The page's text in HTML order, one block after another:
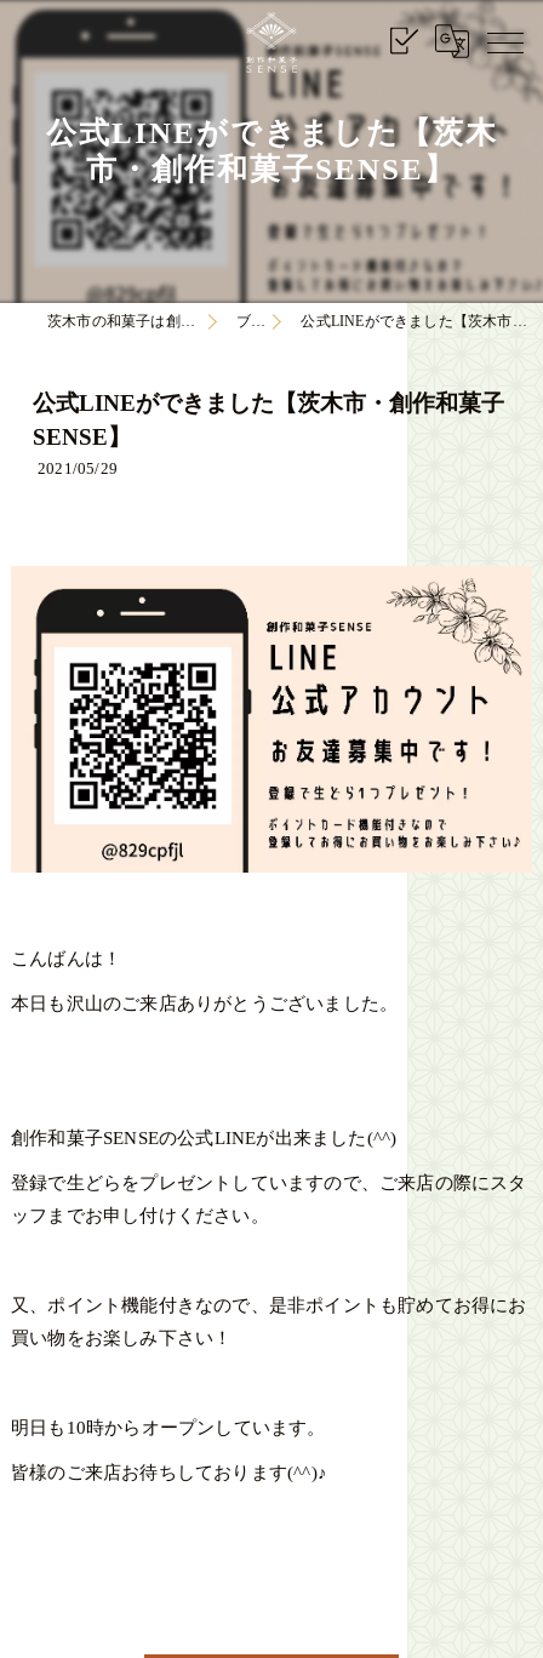
公式LINEができました【茨木
市・創作和菓子SENSE】
茨木市の和菓子は創作和菓子SENSE ブログ 公式LINEができました【茨木市・創作和菓子SENSE】
公式LINEができました【茨木市・創作和菓子
SENSE】
2021/05/29
こんばんは！
本日も沢山のご来店ありがとうございました。
創作和菓子SENSEの公式LINEが出来ました(^^)
登録で生どらをプレゼントしていますので、ご来店の際にスタ
ッフまでお申し付けください。
又、ポイント機能付きなので、是非ポイントも貯めてお得にお
買い物をお楽しみ下さい！
明日も10時からオープンしています。
皆様のご来店お待ちしております(^^)♪